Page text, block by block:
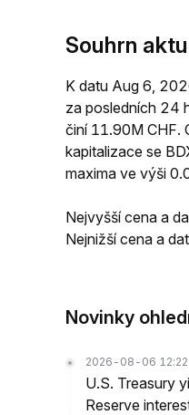
Souhrn
K datu Aug 6,
za posledních 24
činí 11.90M CHF.
kapitalizace se
maxima ve výši
Nejvyšší cena a
Nejnižší cena a
Novinky
2026-08-06 12:22
U.S. Treasury
Reserve